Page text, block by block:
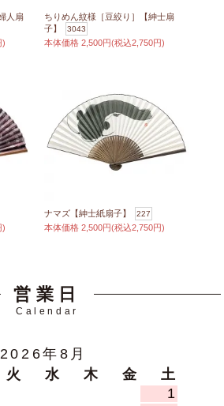
人扇
)
ちりめん紋様［豆絞り］【紳士扇
子】
3043
本体価格 2,500円(税込2,750円)
)
ナマズ【紳士紙扇子】 227
本体価格 2,500円(税込2,750円)
営業日
Calendar
2026年8月
火 水 木 金
土
1